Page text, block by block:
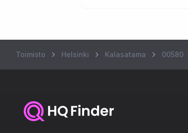
Toimisto Helsinki Kalasatama 00580